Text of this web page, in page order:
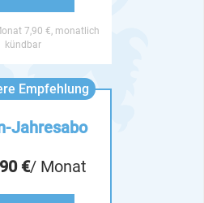
7,90 €, monatlich
kündbar
Empfehlung
Jahresabo
€/ Monat